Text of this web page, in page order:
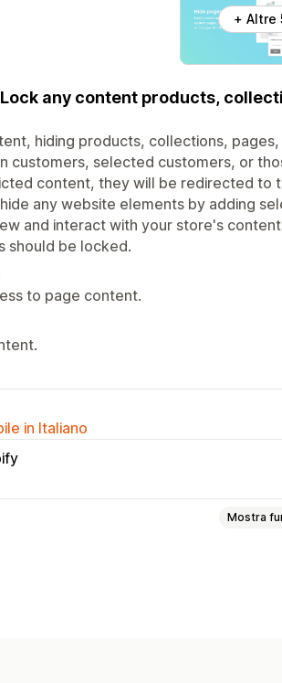
+ Altre
any content products,
hiding products, collections,
customers, selected customers, or
content, they will be redirected to
any website elements by adding
and interact with your store's
should be locked.
to page content.
in Italiano
Mostra